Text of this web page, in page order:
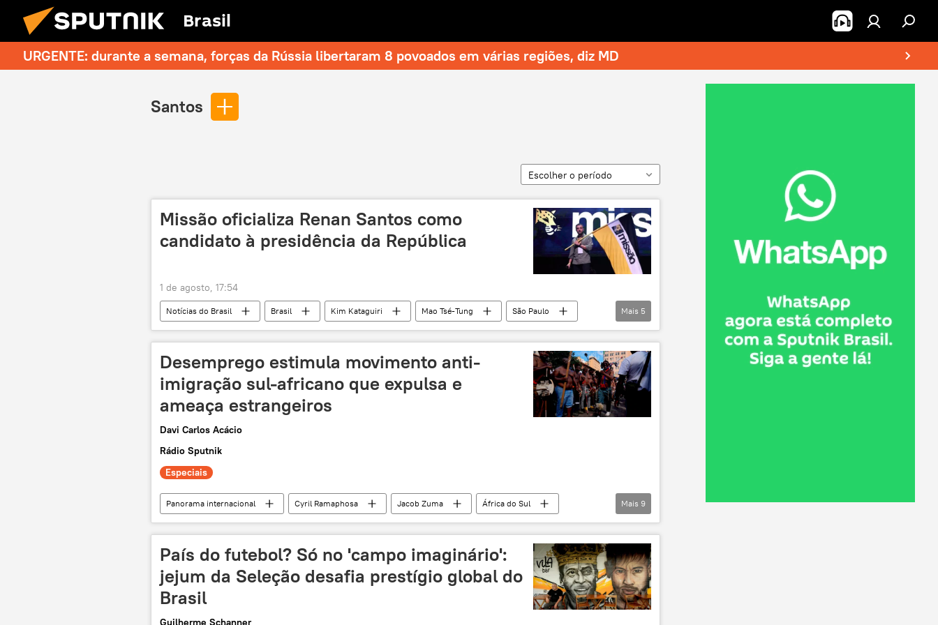
Brasil
URGENTE: durante a semana, forças da Rússia libertaram 8 povoados em várias regiões, diz MD
Santos
Escolher o período
Missão oficializa Renan Santos como
candidato à presidência da República
1 de agosto, 17:54
Notícias do Brasil Brasil Kim Kataguiri Mao Tsé-Tung
São Paulo
Rio de Janeiro
Medina eleições 2026 Renan Santos Sputnik Brasil
Mais 5
Desemprego estimula movimento anti-
imigração sul-africano que expulsa e
ameaça estrangeiros
Davi Carlos Acácio
Rádio Sputnik
Especiais
Panorama internacional Cyril Ramaphosa Jacob Zuma
África do Sul
Nigéria
Moçambique Oriente Médio e África
imigrantes
crise de imigrantes
Mais 9
País do futebol? Só no 'campo imaginário':
jejum da Seleção desafia prestígio global do
Brasil
Guilherme Schanner